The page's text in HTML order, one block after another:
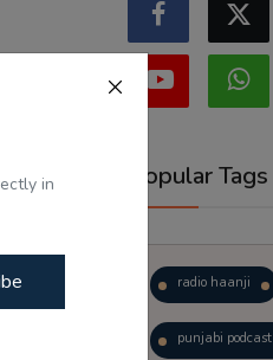
in
Popular Tags
radio haanji
punjabi podcast